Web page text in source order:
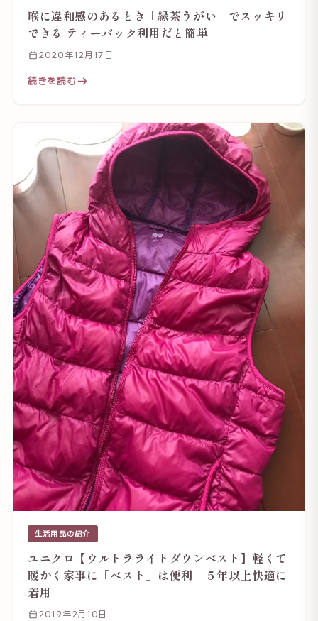
喉に違和感のあるとき「緑茶うがい」でスッキリ
できる ティーバック利用だと簡単
2020年12月17日
続きを読む
生活用品の紹介
ユニクロ【ウルトラライトダウンベスト】軽くて
暖かく家事に「ベスト」は便利 ５年以上快適に
着用
2019年2月10日